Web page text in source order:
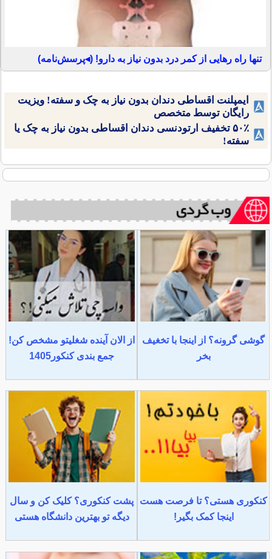
تنها راه رهایی از کمر درد بدون نیاز به دارو! (◂پرسش‌نامه)
ایمپلنت اقساطی دندان بدون نیاز به چک و سفته! ویزیت
رایگان توسط متخصص
۵۰٪ تخفیف ارتودنسی دندان اقساطی بدون نیاز به چک یا
سفته!
گوشی گرونه؟ از اینجا با تخغیف
بخر
از الان آینده شغلیتو مشخص کن!
جمع بندی کنکور1405
کنکوری هستی؟ تا فرصت هست
اینجا کمک بگیر!
پشت کنکوری؟ کلیک کن و سال
دیگه تو بهترین دانشگاه هستی